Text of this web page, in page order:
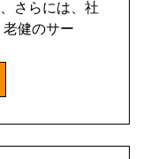
さらには、社
健のサー